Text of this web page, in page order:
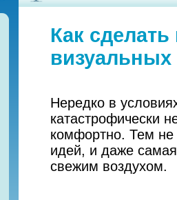
Как
Нередко в
катастрофически
комфортно. Тем не
идей, и даже
свежим воздухом.